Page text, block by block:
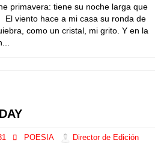
primavera: tiene su noche larga que
viento hace a mi casa su ronda de
como un cristal, mi grito. Y en la
POESIA Director de Edición